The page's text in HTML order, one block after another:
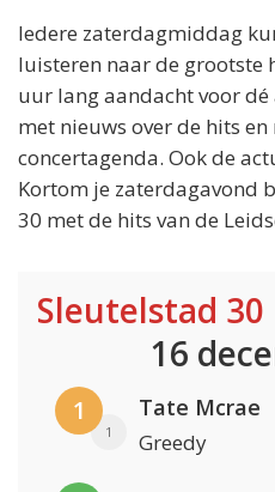
Iedere zaterdagmiddag
luisteren naar de grootste
uur lang aandacht voor
met nieuws over de hits
concertagenda. Ook de
Kortom je zaterdagavond
30 met de hits van de
Sleutelstad 30
16
1
1
Tate Mcrae
Greedy